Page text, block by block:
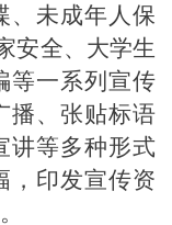
、未成年人保
安全、大学生
等一系列宣传
播、张贴标语
讲等多种形式
，印发宣传资